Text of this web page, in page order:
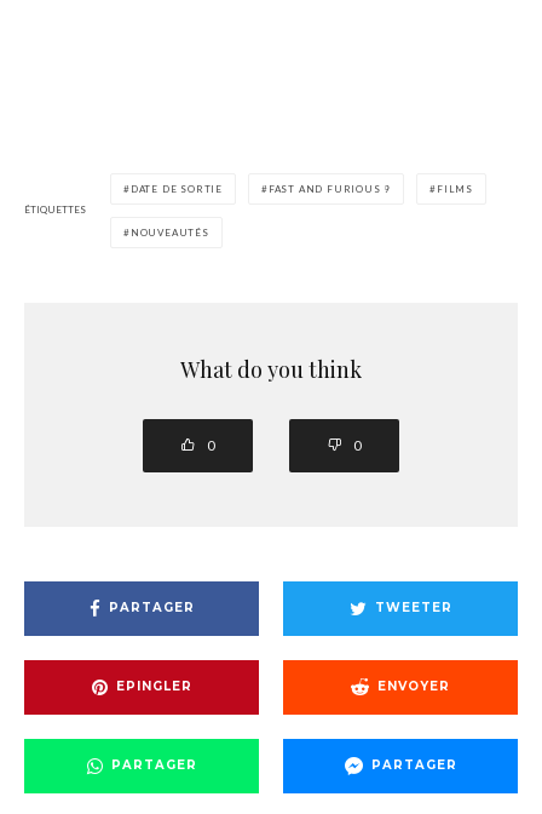
ÉTIQUETTES
DATE DE SORTIE FAST AND FURIOUS 9 FILMS
NOUVEAUTÉS
What do you think
0 0
PARTAGER TWEETER
EPINGLER ENVOYER
PARTAGER PARTAGER